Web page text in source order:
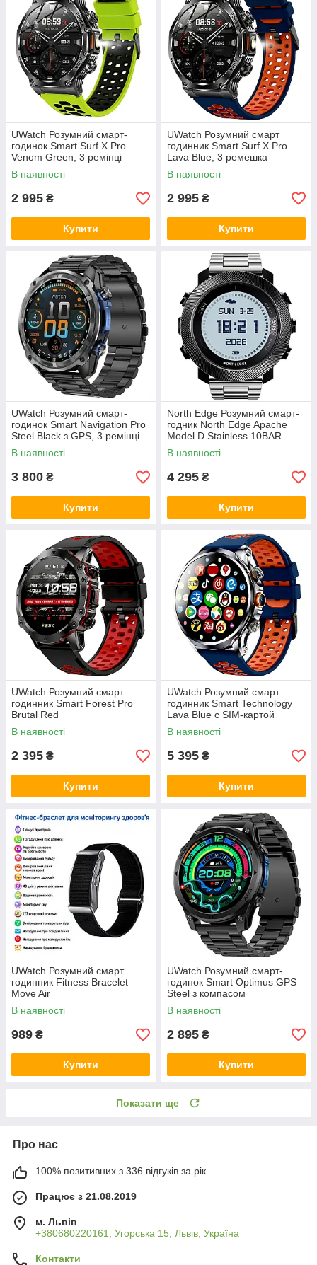
UWatch Розумний смарт-
годинок Smart Surf X Pro
Venom Green, 3 ремінці
В наявності
2 995 ₴
Купити
UWatch Розумний смарт
годинник Smart Surf X Pro
Lava Blue, 3 ремешка
В наявності
2 995 ₴
Купити
UWatch Розумний смарт-
годинок Smart Navigation Pro
Steel Black з GPS, 3 ремінці
УЦЕНКА
В наявності
3 800 ₴
Купити
North Edge Розумний смарт-
годник North Edge Apache
Model D Stainless 10BAR
В наявності
4 295 ₴
Купити
UWatch Розумний смарт
годинник Smart Forest Pro
Brutal Red
В наявності
2 395 ₴
Купити
UWatch Розумний смарт
годинник Smart Technology
Lava Blue с SIM-картой
В наявності
5 395 ₴
Купити
UWatch Розумний смарт
годинник Fitness Bracelet
Move Air
В наявності
989 ₴
Купити
UWatch Розумний смарт-
годинок Smart Optimus GPS
Steel з компасом
В наявності
2 895 ₴
Купити
Показати ще
Про нас
100% позитивних з 336 відгуків за рік
Працює з 21.08.2019
м. Львів
+380680220161, Угорська 15, Львів, Україна
Контакти